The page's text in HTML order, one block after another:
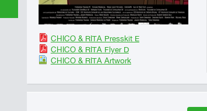
CHICO & RITA Presskit E
CHICO & RITA Flyer D
CHICO & RITA Artwork